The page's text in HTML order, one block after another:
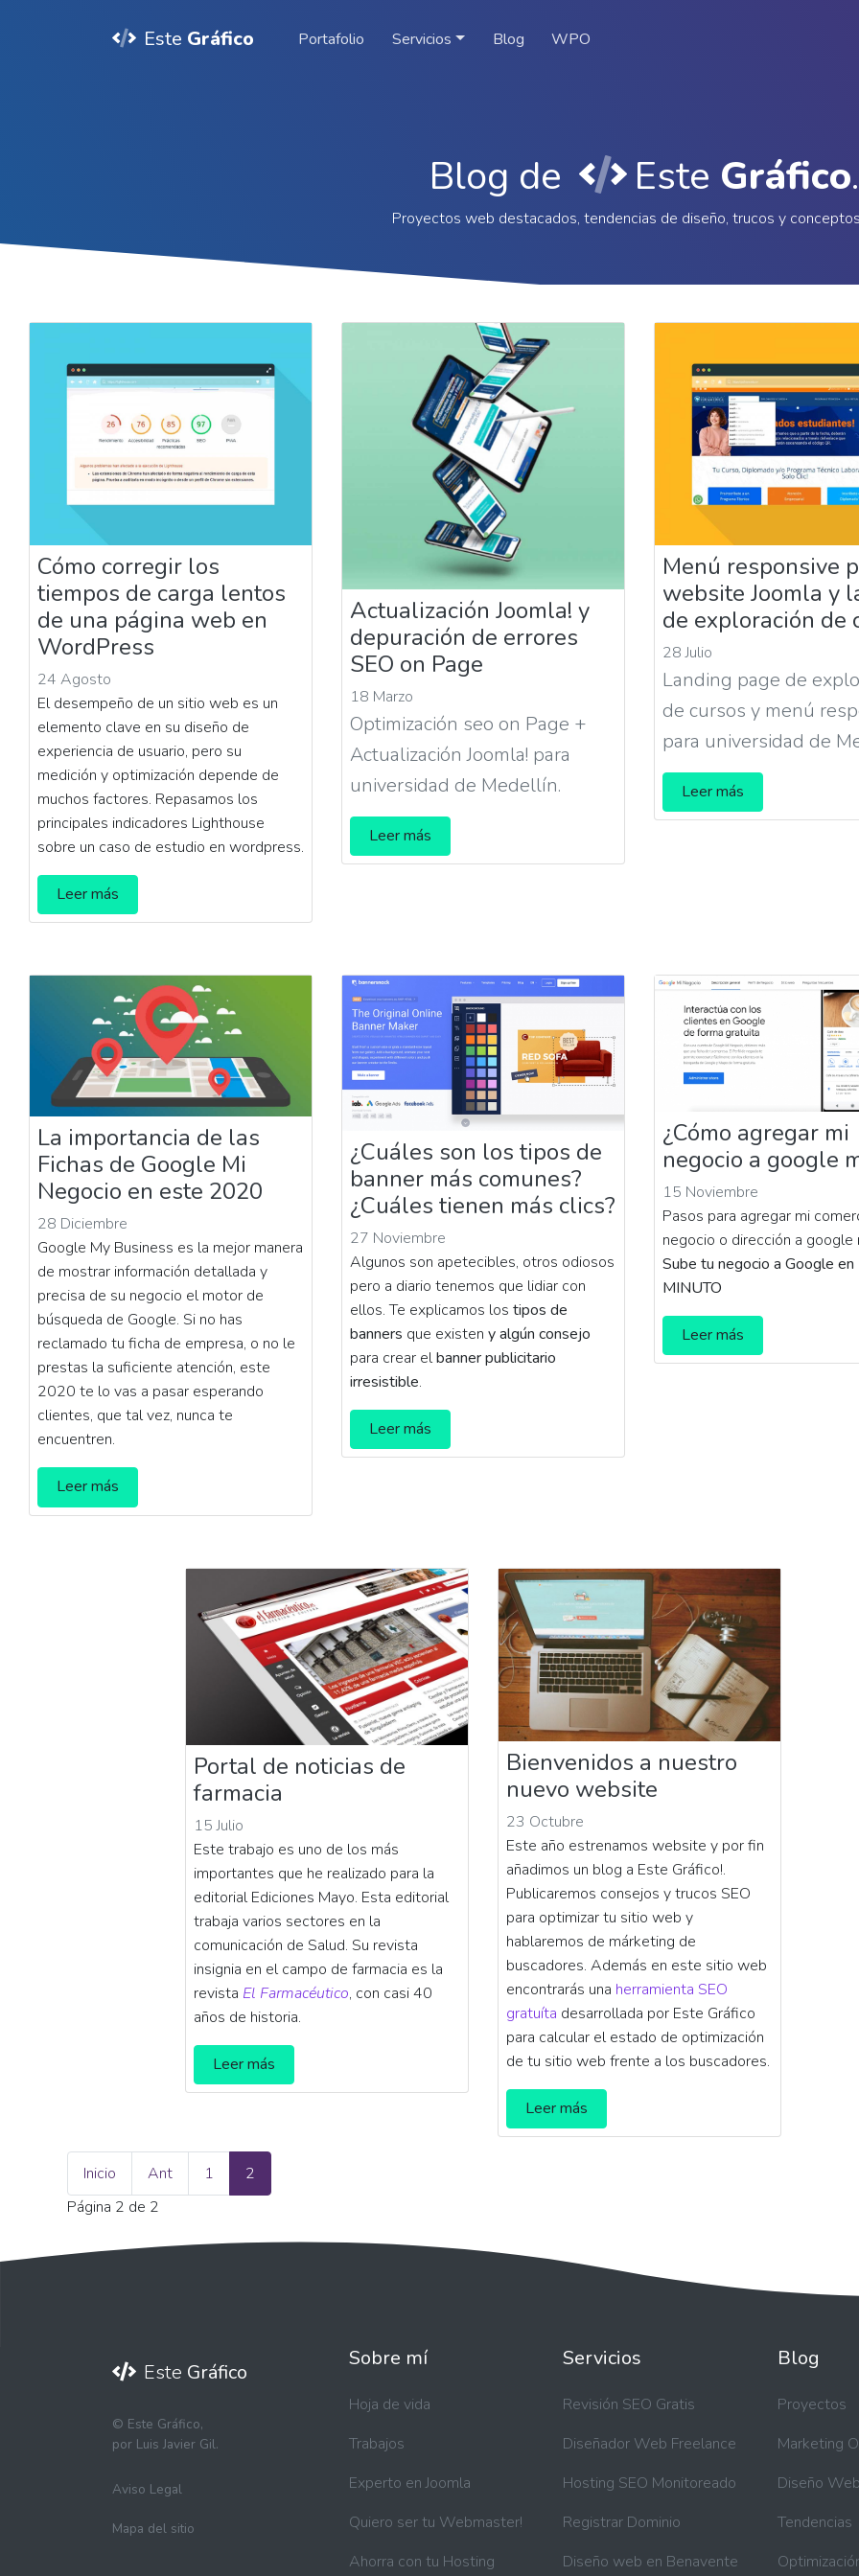
Este Gráfico Portafolio Servicios Blog WPO
Blog de Este Gráfico.
Proyectos web destacados, tendencias de diseño, trucos y
Cómo corregir los
tiempos de carga lentos
de una página web en
WordPress
24 Agosto
El desempeño de un sitio web es un
elemento clave en su diseño de
experiencia de usuario, pero su
medición y optimización depende de
muchos factores. Repasamos los
principales indicadores Lighthouse
sobre un caso de estudio en wordpress.
Leer más
Actualización Joomla! y
depuración de errores
SEO on Page
18 Marzo
Optimización seo on Page +
Actualización Joomla! para
universidad de Medellín.
Leer más
Menú responsive
website Joomla y
de exploración de
28 Julio
Landing page de
de cursos y menú
para universidad de
Leer más
La importancia de las
Fichas de Google Mi
Negocio en este 2020
28 Diciembre
Google My Business es la mejor manera
de mostrar información detallada y
precisa de su negocio el motor de
búsqueda de Google. Si no has
reclamado tu ficha de empresa, o no le
prestas la suficiente atención, este
2020 te lo vas a pasar esperando
clientes, que tal vez, nunca te
encuentren.
Leer más
¿Cuáles son los tipos de
banner más comunes?
¿Cuáles tienen más clics?
27 Noviembre
Algunos son apetecibles, otros odiosos
pero a diario tenemos que lidiar con
ellos. Te explicamos los tipos de
banners que existen y algún consejo
para crear elbanner publicitario
irresistible.
Leer más
¿Cómo agregar mi
negocio a google
15 Noviembre
Pasos para agregar mi
negocio o dirección a google
Sube tu negocio a Google
MINUTO
Leer más
Portal de noticias de
farmacia
15 Julio
Este trabajo es uno de los más
importantes que he realizado para la
editorial Ediciones Mayo. Esta editorial
trabaja varios sectores en la
comunicación de Salud. Su revista
insignia en el campo de farmacia es la
revista El Farmacéutico, con casi 40
años de historia.
Leer más
Bienvenidos a nuestro
nuevo website
23 Octubre
Este año estrenamos website y por fin
añadimos un blog a Este Gráfico!.
Publicaremos consejos y trucos SEO
para optimizar tu sitio web y
hablaremos de márketing de
buscadores. Además en este sitio web
encontrarás una herramienta SEO
gratuíta desarrollada por Este Gráfico
para calcular el estado de optimización
de tu sitio web frente a los buscadores.
Leer más
Inicio Ant 1
2
Página 2 de 2
Este Gráfico
© Este Gráfico,
por Luis Javier Gil.
Aviso Legal
Mapa del sitio
Sobre mí
Hoja de vida
Trabajos
Experto en Joomla
Quiero ser tu Webmaster!
Ahorra con tu Hosting
Servicios
Revisión SEO Gratis
Diseñador Web Freelance
Hosting SEO Monitoreado
Registrar Dominio
Diseño web en Benavente
Blog
Proyectos
Marketing
Diseño
Tendencias